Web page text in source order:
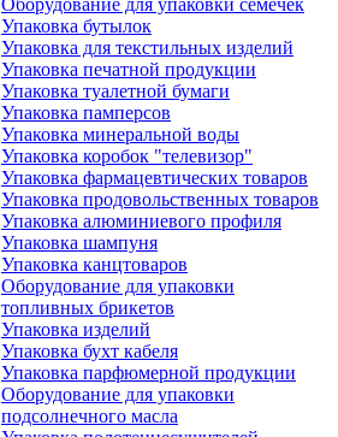
Оборудование для упаковки семечек
Упаковка бутылок
Упаковка для текстильных изделий
Упаковка печатной продукции
Упаковка туалетной бумаги
Упаковка памперсов
Упаковка минеральной воды
Упаковка коробок "телевизор"
Упаковка фармацевтических товаров
Упаковка продовольственных товаров
Упаковка алюминиевого профиля
Упаковка шампуня
Упаковка канцтоваров
Оборудование для упаковки
топливных брикетов
Упаковка изделий
Упаковка бухт кабеля
Упаковка парфюмерной продукции
Оборудование для упаковки
подсолнечного масла